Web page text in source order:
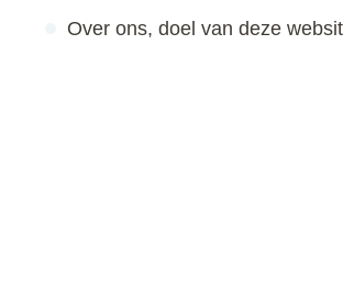
Over ons, doel van deze